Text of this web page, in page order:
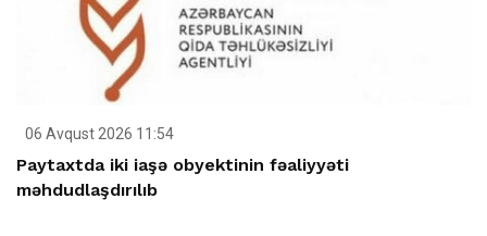
06 Avqust 2026 11:54
Paytaxtda iki iaşə obyektinin fəaliyyəti
məhdudlaşdırılıb